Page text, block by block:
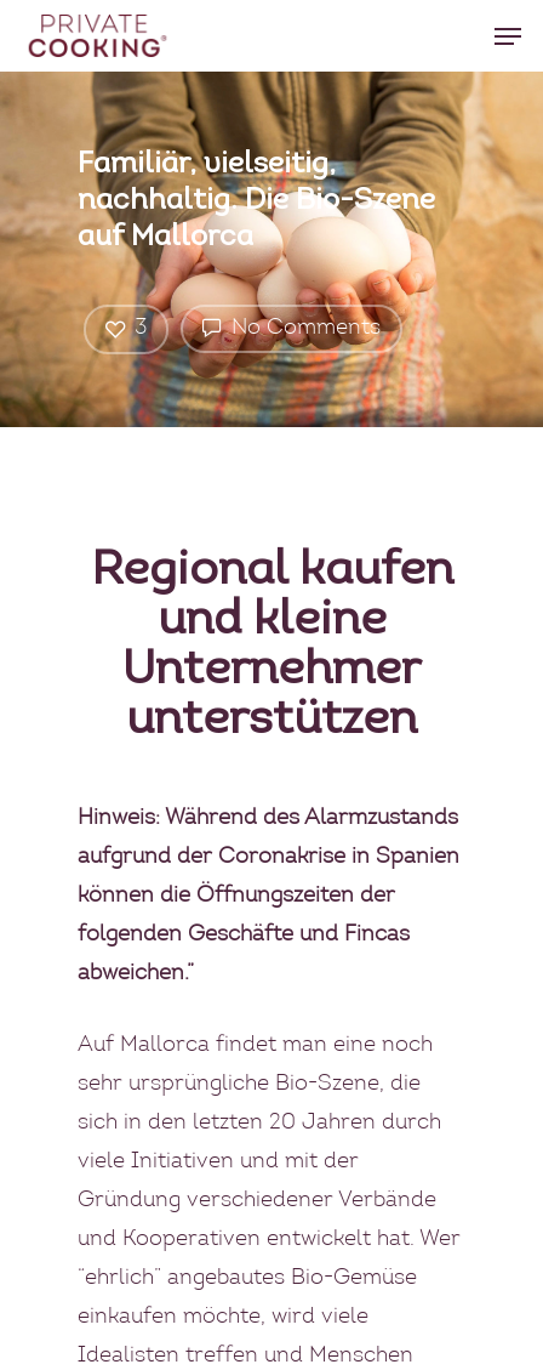
Hit enter to search or ESC to close
Familiär, vielseitig,
nachhaltig. Die Bio-Szene
auf Mallorca
No Comments
3
Regional kaufen
und kleine
Unternehmer
unterstützen
Hinweis: Während des Alarmzustands
aufgrund der Coronakrise in Spanien
können die Öffnungszeiten der
folgenden Geschäfte und Fincas
abweichen.”
Auf Mallorca findet man eine noch
sehr ursprüngliche Bio-Szene, die
sich in den letzten 20 Jahren durch
viele Initiativen und mit der
Gründung verschiedener Verbände
und Kooperativen entwickelt hat. Wer
“ehrlich” angebautes Bio-Gemüse
einkaufen möchte, wird viele
Idealisten treffen und Menschen